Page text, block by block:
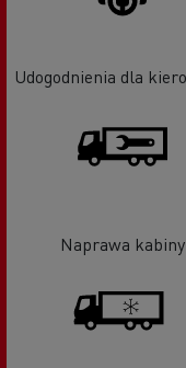
Udogodnienia dla
Naprawa kabiny